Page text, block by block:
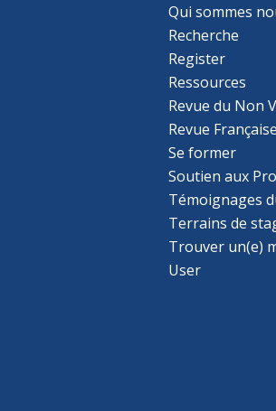
Qui sommes
Recherche
Register
Ressources
Revue du Non
Revue
Se former
Soutien aux
Témoignages
Terrains de
Trouver un(e)
User